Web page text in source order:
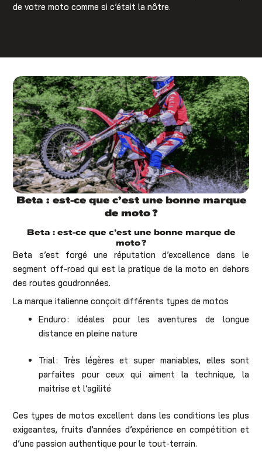
de votre moto comme si c’était la nôtre.
Beta : est-ce que c’est une bonne marque
de moto ?
Beta : est-ce que c’est une bonne marque de
moto ?
Beta s’est forgé une réputation d’excellence dans le
segment off-road qui est la pratique de la moto en dehors
des routes goudronnées.
La marque italienne conçoit différents types de motos
Enduro : idéales pour les aventures de longue
distance en pleine nature
Trial : Très légères et super maniables, elles sont
parfaites pour ceux qui aiment la technique, la
maitrise et l’agilité
Ces types de motos excellent dans les conditions les plus
exigeantes, fruits d’années d’expérience en compétition et
d’une passion authentique pour le tout-terrain.